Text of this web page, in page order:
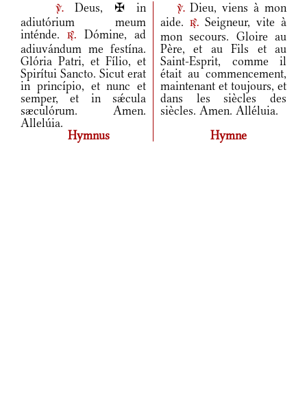
v.Deus, ✠ in
adiutórium meum
inténde.r.
Dómine, ad
adiuvándum me festína.
Glória Patri, et Fílio, et
Spirítui Sancto. Sicut erat
in princípio, et nunc et
semper, et in sǽcula
sæculórum. Amen.
Allelúia.
v.Dieu, viens à mon
aide.
r. Seigneur, vite à
mon secours. Gloire au
Père, et au Fils et au
Saint-Esprit, comme il
était au commencement,
maintenant et toujours, et
dans les siècles des
siècles. Amen. Alléluia.
Hymnus
Hymne